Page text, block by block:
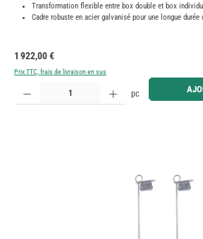
Transformation flexible entre box double et box
Cadre robuste en acier galvanisé pour une longue durée
Prix régulier :
1 922,00 €
Prix TTC, frais de livraison en sus
Quantité de produit : Entrez la quantité souhaitée ou
pc